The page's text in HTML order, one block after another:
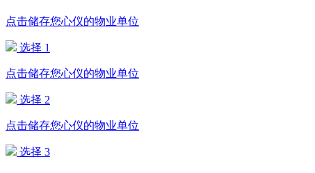
点击储存您心仪的物业单位
选择 1
点击储存您心仪的物业单位
选择 2
点击储存您心仪的物业单位
选择 3